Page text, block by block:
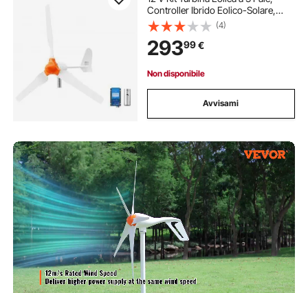
Controller Ibrido Eolico-Solare,
Generatore AC Trifase a Magneti
Permanenti, per Camper, Barca e
Casa, Palo di Montaggio Non
Incluso
(4)
29399€
Non disponibile
Avvisami